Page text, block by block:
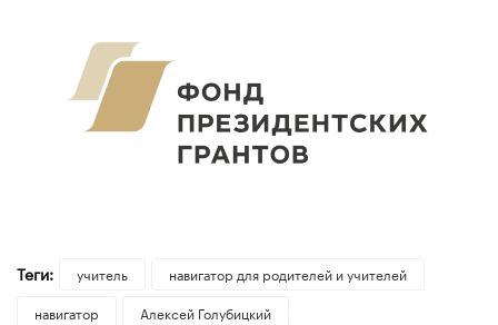
Теги: учитель
навигатор для родителей и учителей
навигатор
Алексей Голубицкий